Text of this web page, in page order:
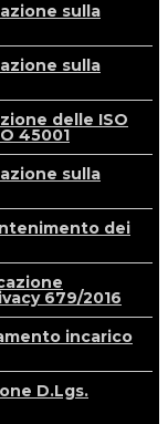
sulla
sulla
delle ISO
45001
sulla
dei
679/2016
incarico
D.Lgs.